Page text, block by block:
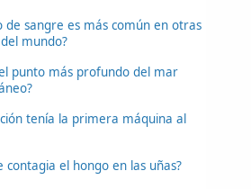
de sangre es más común en otras
mundo?
punto más profundo del mar
tenía la primera máquina al
contagia el hongo en las uñas?